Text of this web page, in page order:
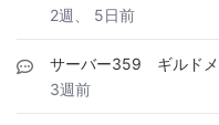
2週、 5日前
サーバー359 ギルドメ
3週前